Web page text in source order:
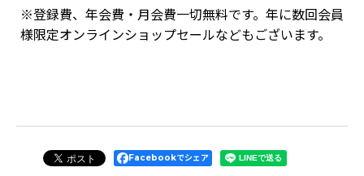
※登録費、年会費・月会費一切無料です。年に数回会員
様限定オンラインショップセールなどもございます。
Facebookでシェア